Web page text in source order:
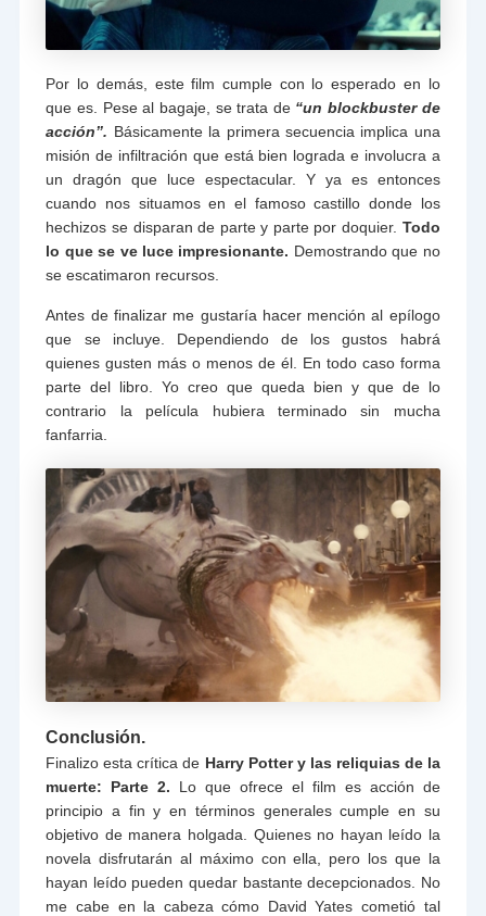
Por lo demás, este film cumple con lo esperado en lo
que es. Pese al bagaje, se trata de “un blockbuster de
acción”. Básicamente la primera secuencia implica una
misión de infiltración que está bien lograda e involucra a
un dragón que luce espectacular. Y ya es entonces
cuando nos situamos en el famoso castillo donde los
hechizos se disparan de parte y parte por doquier. Todo
lo que se ve luce impresionante. Demostrando que no
se escatimaron recursos.
Antes de finalizar me gustaría hacer mención al epílogo
que se incluye. Dependiendo de los gustos habrá
quienes gusten más o menos de él. En todo caso forma
parte del libro. Yo creo que queda bien y que de lo
contrario la película hubiera terminado sin mucha
fanfarria.
Conclusión.
Finalizo esta crítica de Harry Potter y las reliquias de la
muerte: Parte 2. Lo que ofrece el film es acción de
principio a fin y en términos generales cumple en su
objetivo de manera holgada. Quienes no hayan leído la
novela disfrutarán al máximo con ella, pero los que la
hayan leído pueden quedar bastante decepcionados. No
me cabe en la cabeza cómo David Yates cometió tal